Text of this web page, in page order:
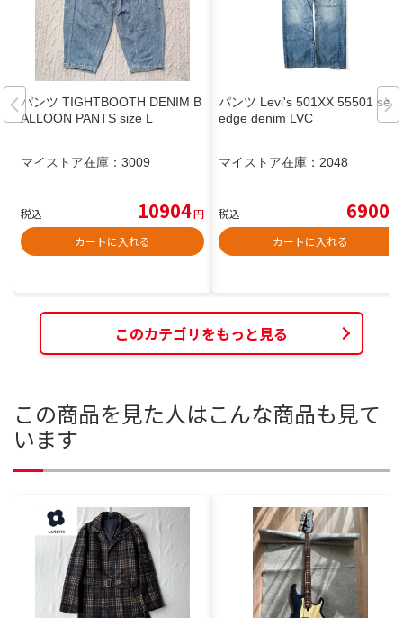
パンツ TIGHTBOOTH DENIM B
ALLOON PANTS size L
マイストア在庫： 3009
税込 10904円
カートに入れる
パンツ Levi's 501XX 55501 selv
edge denim LVC
マイストア在庫： 2048
税込 6900
カートに入れる
このカテゴリをもっと見る
この商品を見た人はこんな商品も見て
います